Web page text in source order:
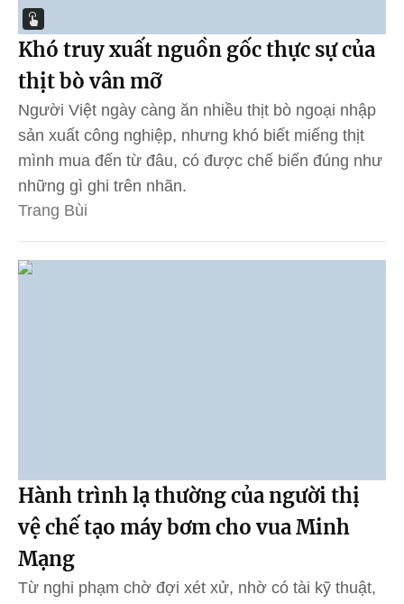
Khó truy xuất nguồn gốc thực sự của
thịt bò vân mỡ
Người Việt ngày càng ăn nhiều thịt bò ngoại nhập
sản xuất công nghiệp, nhưng khó biết miếng thịt
mình mua đến từ đâu, có được chế biến đúng như
những gì ghi trên nhãn.
Trang Bùi
Hành trình lạ thường của người thị
vệ chế tạo máy bơm cho vua Minh
Mạng
Từ nghi phạm chờ đợi xét xử, nhờ có tài kỹ thuật,